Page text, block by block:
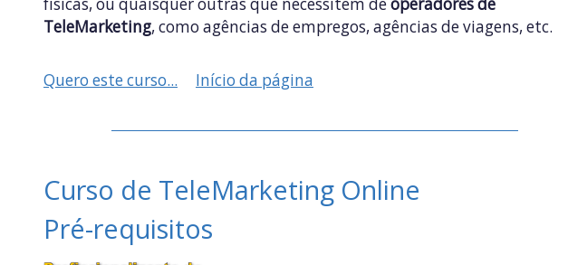
físicas, ou quaisquer outras que necessitem deoperadores de
TeleMarketing, como agências de empregos, agências de viagens, etc.
Quero este curso... Início da página
Curso de TeleMarketing Online
Pré-requisitos